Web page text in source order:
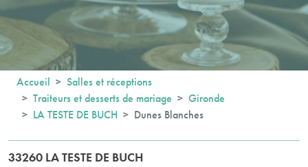
Accueil
Salles et réceptions
Traiteurs et desserts de mariage
Gironde
LA TESTE DE BUCH
Dunes Blanches
33260 LA TESTE DE BUCH